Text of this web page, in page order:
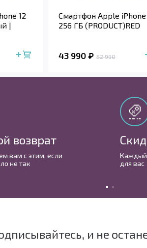
12
|
Смартфон Apple iPhone
256 ГБ (PRODUCT)RED
43 990 52 990
возврат
вам с этим, если
не так
Каждый
для вас
и не